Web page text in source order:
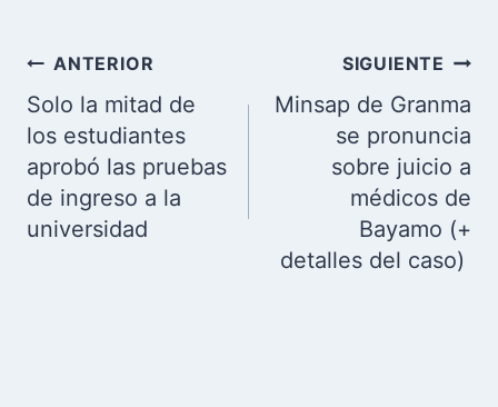
Navegación
de
entradas
ANTERIOR
Solo la mitad de
los estudiantes
aprobó las pruebas
de ingreso a la
universidad
SIGUIENTE
Minsap de Granma
se pronuncia
sobre juicio a
médicos de
Bayamo (+
detalles del caso)